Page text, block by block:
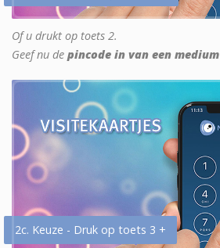
Of u drukt op toets 2.
Geef nu de pincode in van een medium
2c. Keuze - Druk op toets 3 +